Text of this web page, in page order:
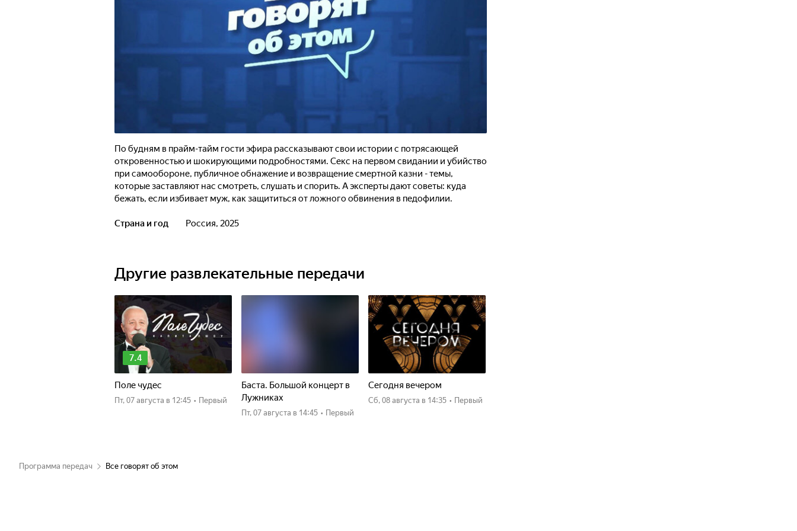
По будням в прайм-тайм гости эфира рассказывают свои истории с потрясающей
откровенностью и шокирующими подробностями. Секс на первом свидании и убийство
при самообороне, публичное обнажение и возвращение смертной казни - темы,
которые заставляют нас смотреть, слушать и спорить. А эксперты дают советы: куда
бежать, если избивает муж, как защититься от ложного обвинения в педофилии.
Страна и год Россия, 2025
Другие развлекательные передачи
7.4
Поле чудес
пт, 07 августа в 12:45 • Первый
Баста. Большой концерт в
Лужниках
пт, 07 августа в 14:45 • Первый
Сегодня вечером
сб, 08 августа в 14:35 • Первый
Программа передач Все говорят об этом